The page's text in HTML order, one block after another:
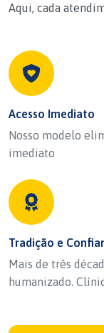
Aqui, cada
Acesso Imediato
Nosso modelo
imediato
Tradição e
Mais de três
humanizado.